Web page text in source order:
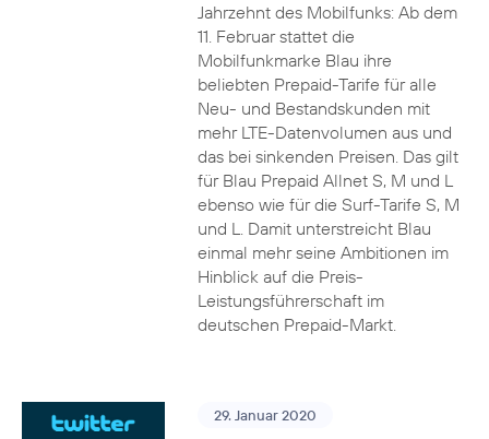
Jahrzehnt des Mobilfunks: Ab dem
11. Februar stattet die
Mobilfunkmarke Blau ihre
beliebten Prepaid-Tarife für alle
Neu- und Bestandskunden mit
mehr LTE-Datenvolumen aus und
das bei sinkenden Preisen. Das gilt
für Blau Prepaid Allnet S, M und L
ebenso wie für die Surf-Tarife S, M
und L. Damit unterstreicht Blau
einmal mehr seine Ambitionen im
Hinblick auf die Preis-
Leistungsführerschaft im
deutschen Prepaid-Markt.
29. Januar 2020